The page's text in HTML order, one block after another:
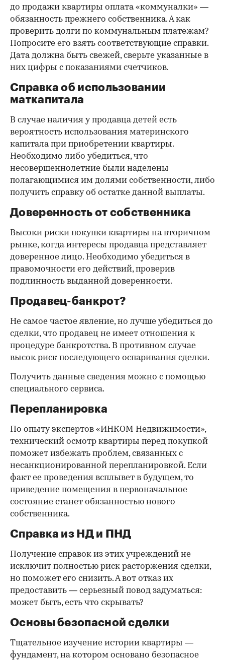
до продажи квартиры оплата «коммуналки» —
обязанность прежнего собственника. А как
проверить долги по коммунальным платежам?
Попросите его взять соответствующие справки.
Дата должна быть свежей, сверьте указанные в
них цифры с показаниями счетчиков.
Справка об использовании
маткапитала
В случае наличия у продавца детей есть
вероятность использования материнского
капитала при приобретении квартиры.
Необходимо либо убедиться, что
несовершеннолетние были наделены
полагающимися им долями собственности, либо
получить справку об остатке данной выплаты.
Доверенность от собственника
Высоки риски покупки квартиры на вторичном
рынке, когда интересы продавца представляет
доверенное лицо. Необходимо убедиться в
правомочности его действий, проверив
подлинность выданной доверенности.
Продавец-банкрот?
Не самое частое явление, но лучше убедиться до
сделки, что продавец не имеет отношения к
процедуре банкротства. В противном случае
высок риск последующего оспаривания сделки.
Получить данные сведения можно с помощью
специального сервиса.
Перепланировка
По опыту экспертов «ИНКОМ-Недвижимости»,
технический осмотр квартиры перед покупкой
поможет избежать проблем, связанных с
несанкционированной перепланировкой. Если
факт ее проведения всплывет в будущем, то
приведение помещения в первоначальное
состояние станет обязанностью нового
собственника.
Справка из НД и ПНД
Получение справок из этих учреждений не
исключит полностью риск расторжения сделки,
но поможет его снизить. А вот отказ их
предоставить — серьезный повод задуматься:
может быть, есть что скрывать?
Основы безопасной сделки
Тщательное изучение истории квартиры —
фундамент, на котором основано безопасное